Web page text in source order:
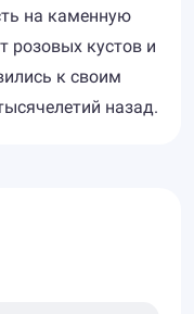
на каменную
розовых кустов и
к своим
назад.